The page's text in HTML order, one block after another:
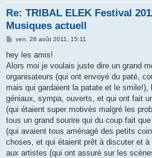
Re: TRIBAL ELEK Festival
Musiques actuell
M
s
s
a
g
e
ven. 26 août 2011, 15:11
hey les amis!
Alors moi je voulais juste dire un grand
organisateurs (qui ont envoyé du paté,
mais qui gardaient la patate et le smile!),
géniaux, sympa, ouverts, et qui ont fait
(qui étaient super motivés malgré les
tous un grand sourire qui du coup fait
(qui avaient tous aménagé des petits
choses, et qui étaient prêt à discuter et
aux artistes (qui ont assuré sur les